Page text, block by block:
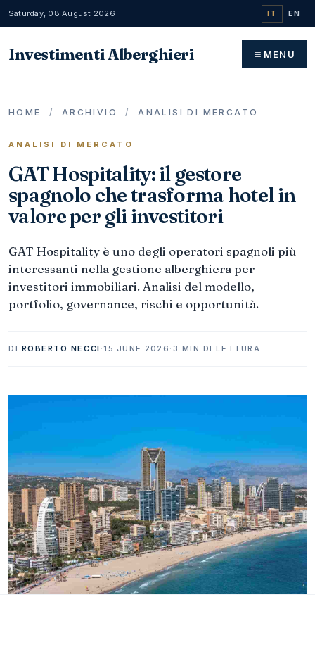
Saturday, 08 August 2026 IT EN
Investimenti Alberghieri MENU
HOME / ARCHIVIO / ANALISI DI MERCATO
ANALISI DI MERCATO
GAT Hospitality: il gestore
spagnolo che trasforma hotel in
valore per gli investitori
GAT Hospitality è uno degli operatori spagnoli più
interessanti nella gestione alberghiera per
investitori immobiliari. Analisi del modello,
portfolio, governance, rischi e opportunità.
DI ROBERTO NECCI · 15 JUNE 2026 · 3 MIN DI LETTURA